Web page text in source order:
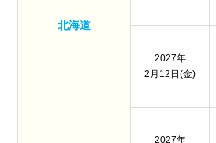
北海道
2027年
2月12日(金)
2027年